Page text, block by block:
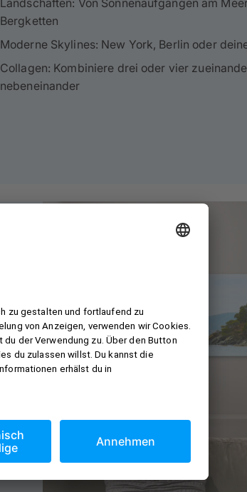
Bergketten
Moderne Skylines: New York, Berlin oder
Collagen: Kombiniere drei oder vier
nebeneinander